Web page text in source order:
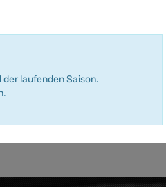
laufenden Saison.